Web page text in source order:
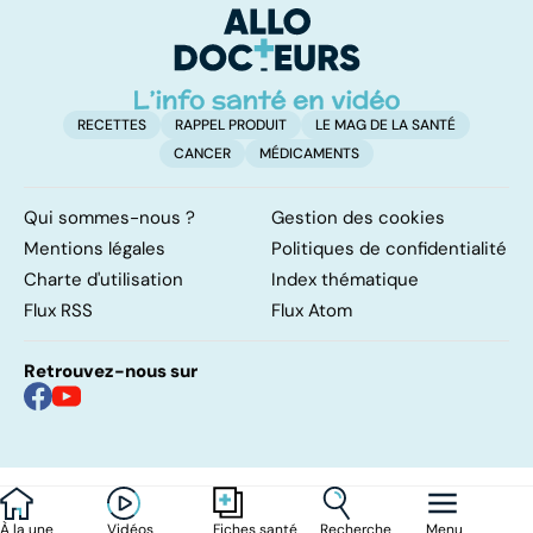
À la une Vidéos Recherche Menu
âgées
RECETTES RAPPEL PRODUIT
LE MAG DE LA SANTÉ
CANCER
MÉDICAMENTS
Qui sommes-nous ?
Gestion des cookies
Mentions légales
Politiques de confidentialité
Charte d'utilisation
Index thématique
Flux RSS
Flux Atom
Retrouvez-nous sur